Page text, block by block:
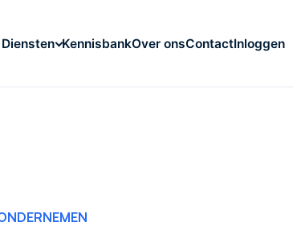
Diensten KennisbankOver onsContactInloggen